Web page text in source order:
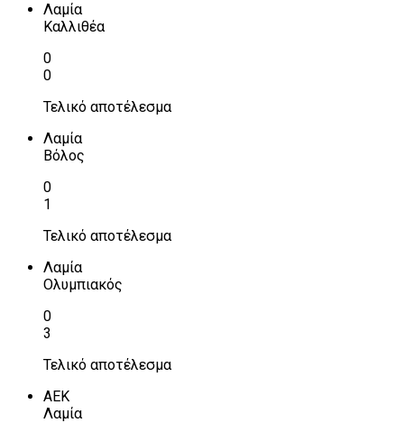
Λαμία
Καλλιθέα
0
0
Τελικό αποτέλεσμα
Λαμία
Βόλος
0
1
Τελικό αποτέλεσμα
Λαμία
Ολυμπιακός
0
3
Τελικό αποτέλεσμα
ΑΕΚ
Λαμία